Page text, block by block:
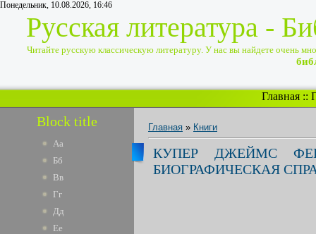
Понедельник, 10.08.2026, 16:46
Русская литература -
Читайте русскую классическую литературу. У нас вы найдете очень
Главная ::
Block title
Аа
Бб
Вв
Гг
Дд
Ее
Главная » Книги
КУПЕР ДЖЕЙМС
БИОГРАФИЧЕСКАЯ